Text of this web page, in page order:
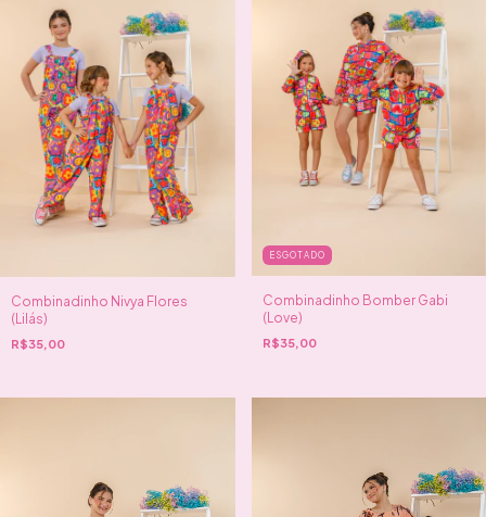
Combinadinho Nivya Flores
(Lilás)
R$35,00
ESGOTADO
Combinadinho Bomber Gabi
(Love)
R$35,00